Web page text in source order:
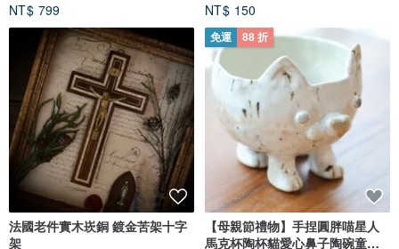
NT$ 799
NT$ 150
法國老件實木崁銅 鍍金苦架十字
架
免運 88 折
【母親節禮物】手捏圓胖喵星人
馬克杯陶杯貓愛心鼻子陶碗童趣